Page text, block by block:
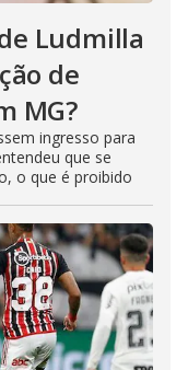
Ludmilla
de
MG?
ingresso para
que se
o que é proibido